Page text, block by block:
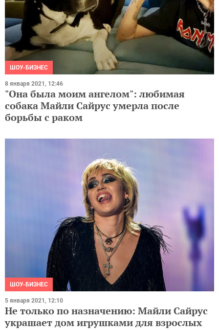
ШОУ-БИЗНЕС
8 января 2021, 12:46
"Она была моим ангелом": любимая
собака Майли Сайрус умерла после
борьбы с раком
ШОУ-БИЗНЕС
5 января 2021, 12:10
Не только по назначению: Майли Сайрус
украшает дом игрушками для взрослых